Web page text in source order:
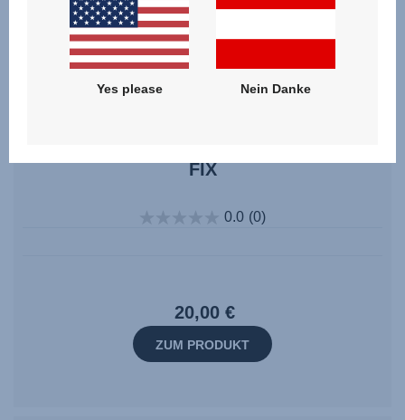
FIX
0.0 (0)
20,00 €
ZUM PRODUKT
Yes please Nein Danke